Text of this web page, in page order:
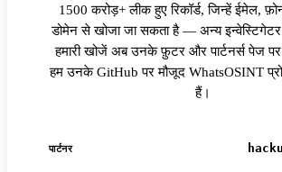
1500 करोड़+ लीक हुए रिकॉर्ड, जिन्हें ईमेल,
डोमेन से खोजा जा सकता है — अन्य
हमारी खोजें अब उनके फ़ुटर और पार्टनर्स पेज
हम उनके GitHub पर मौजूद WhatsOSINT
हैं।
पार्टनर